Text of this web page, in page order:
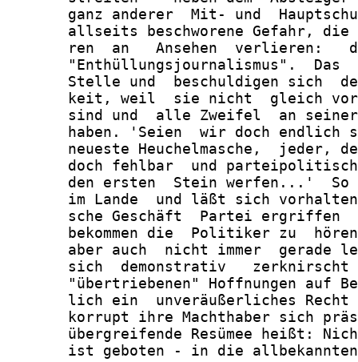
ganz anderer  Mit- und
allseits beschworene Gefahr,
ren  an   Ansehen  verlieren:
"Enthüllungsjournalismus".  Das
Stelle und  beschuldigen sich
keit, weil  sie nicht  gleich
sind und  alle Zweifel  an
haben. 'Seien  wir doch endlich
neueste Heuchelmasche,  jeder,
doch fehlbar  und
den ersten  Stein werfen...'
im Lande  und läßt sich
sche Geschäft  Partei ergriffen
bekommen die  Politiker zu
aber auch  nicht immer  gerade
sich  demonstrativ
"übertriebenen" Hoffnungen auf
lich ein  unveräußerliches
korrupt ihre Machthaber sich
übergreifende Resümee heißt:
ist geboten - in die